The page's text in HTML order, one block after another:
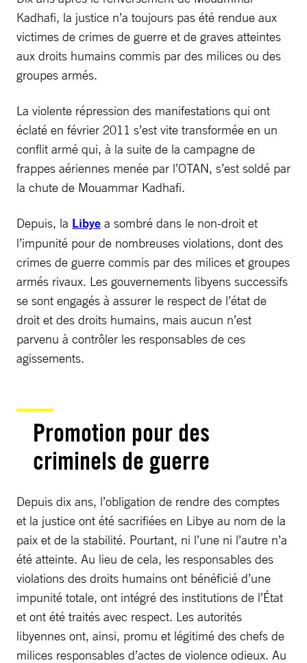
Kadhafi, la justice n’a toujours pas été rendue aux
victimes de crimes de guerre et de graves atteintes
aux droits humains commis par des milices ou des
groupes armés.
La violente répression des manifestations qui ont
éclaté en février 2011 s’est vite transformée en un
conflit armé qui, à la suite de la campagne de
frappes aériennes menée par l’OTAN, s’est soldé par
la chute de Mouammar Kadhafi.
Depuis, la Libye a sombré dans le non-droit et
l’impunité pour de nombreuses violations, dont des
crimes de guerre commis par des milices et groupes
armés rivaux. Les gouvernements libyens successifs
se sont engagés à assurer le respect de l’état de
droit et des droits humains, mais aucun n’est
parvenu à contrôler les responsables de ces
agissements.
Promotion pour des
criminels de guerre
Depuis dix ans, l’obligation de rendre des comptes
et la justice ont été sacrifiées en Libye au nom de la
paix et de la stabilité. Pourtant, ni l’une ni l’autre n’a
été atteinte. Au lieu de cela, les responsables des
violations des droits humains ont bénéficié d’une
impunité totale, ont intégré des institutions de l’État
et ont été traités avec respect. Les autorités
libyennes ont, ainsi, promu et légitimé des chefs de
milices responsables d’actes de violence odieux. Au